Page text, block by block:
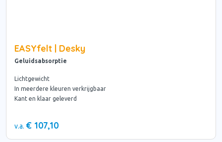
EASYfelt | Desky
Geluidsabsorptie
Lichtgewicht
In meerdere kleuren verkrijgbaar
Kant en klaar geleverd
v.a. € 107,10